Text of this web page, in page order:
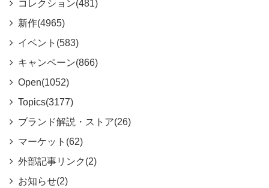
コレクション(481)
新作(4965)
イベント(583)
キャンペーン(866)
Open(1052)
Topics(3177)
ブランド解説・ストア(26)
マーケット(62)
外部記事リンク(2)
お知らせ(2)